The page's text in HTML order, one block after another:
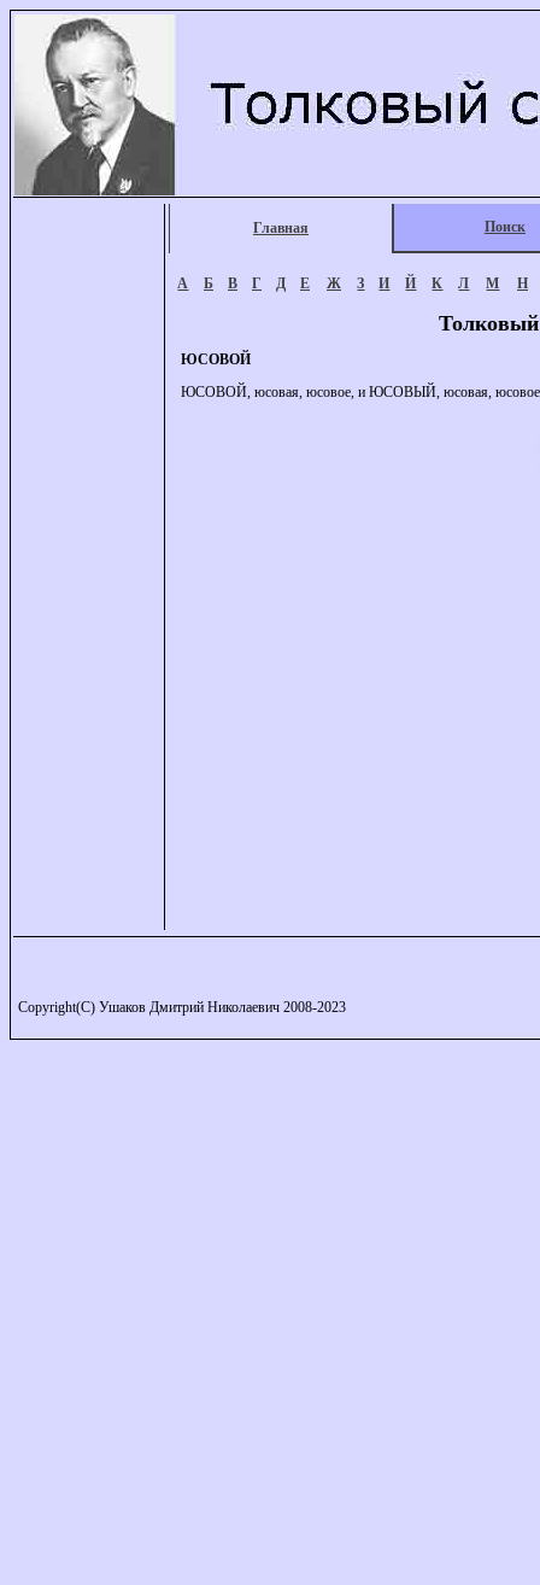
Главная Поиск
А Б В Г Д Е Ж З И Й К Л М Н
ЮСОВОЙ
ЮСОВОЙ, юсовая, юсовое, и ЮСОВЫЙ, юсовая, юсовое
Copyright(C) Ушаков Дмитрий Николаевич 2008-2023